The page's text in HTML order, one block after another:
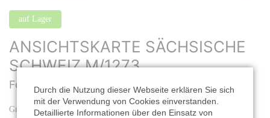
auf Lager
ANSICHTSKARTE SÄCHSISCHE
SCHWEIZ M/1273
Format: 16,2 x 11,2 cm | Best. Nr.: M/1273
Grüße aus der Sächsischen Schweiz, 9-teilig
Durch die Nutzung dieser Webseite erklären Sie sich
mit der Verwendung von Cookies einverstanden.
Detaillierte Informationen über den Einsatz von